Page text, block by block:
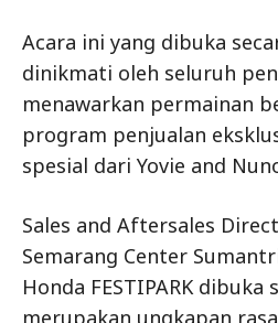
Acara ini yang dibuka
dinikmati oleh seluruh
menawarkan permainan
program penjualan
spesial dari Yovie and
Sales and Aftersales
Semarang Center
Honda FESTIPARK
merupakan ungkapan